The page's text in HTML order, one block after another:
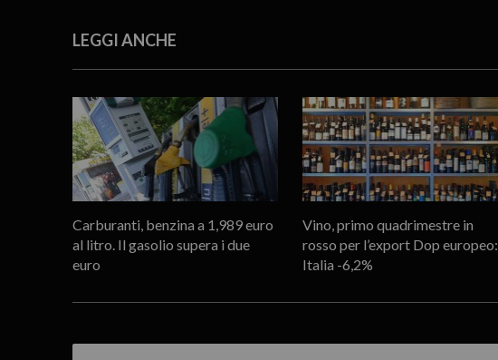
LEGGI ANCHE
Carburanti, benzina a 1,989 euro
al litro. Il gasolio supera i due
euro
Vino, primo quadrimestre in
rosso per l’export Dop europeo:
Italia -6,2%